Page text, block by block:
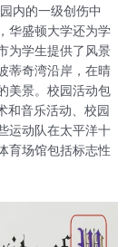
内的一级创伤中
华盛顿大学还为学
为学生提供了风景
蒂奇湾沿岸，在晴
美景。校园活动包
和音乐活动、校园
运动队在太平洋十
育场馆包括标志性